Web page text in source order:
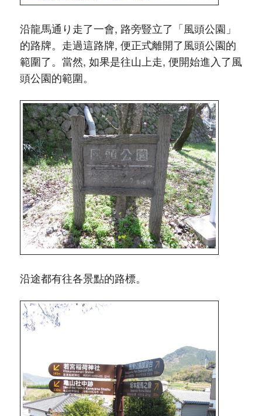
沿龍馬通り走了一會, 路旁豎立了「風頭公園」
的路牌。走過這路牌, 便正式離開了風頭公園的
範圍了。當然, 如果是往山上走, 便開始進入了風
頭公園的範圍。
沿途都有往各景點的路標。